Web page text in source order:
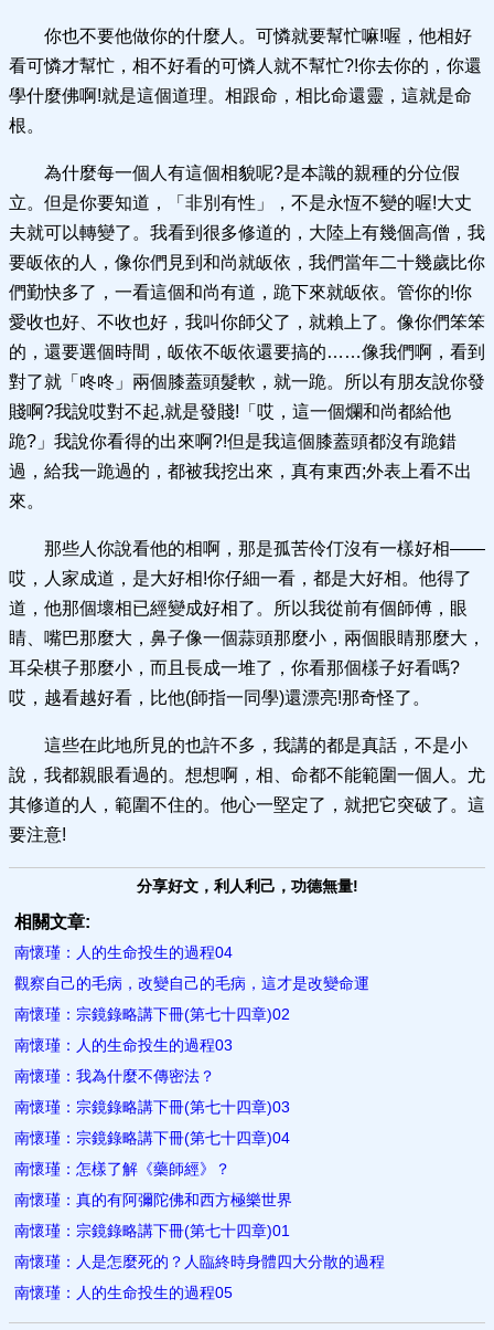
你也不要他做你的什麼人。可憐就要幫忙嘛!喔，他相好
看可憐才幫忙，相不好看的可憐人就不幫忙?!你去你的，你還
學什麼佛啊!就是這個道理。相跟命，相比命還靈，這就是命
根。
為什麼每一個人有這個相貌呢?是本識的親種的分位假
立。但是你要知道，「非別有性」，不是永恆不變的喔!大丈
夫就可以轉變了。我看到很多修道的，大陸上有幾個高僧，我
要皈依的人，像你們見到和尚就皈依，我們當年二十幾歲比你
們勤快多了，一看這個和尚有道，跪下來就皈依。管你的!你
愛收也好、不收也好，我叫你師父了，就賴上了。像你們笨笨
的，還要選個時間，皈依不皈依還要搞的……像我們啊，看到
對了就「咚咚」兩個膝蓋頭髮軟，就一跪。所以有朋友說你發
賤啊?我說哎對不起,就是發賤!「哎，這一個爛和尚都給他
跪?」我說你看得的出來啊?!但是我這個膝蓋頭都沒有跪錯
過，給我一跪過的，都被我挖出來，真有東西;外表上看不出
來。
那些人你說看他的相啊，那是孤苦伶仃沒有一樣好相——
哎，人家成道，是大好相!你仔細一看，都是大好相。他得了
道，他那個壞相已經變成好相了。所以我從前有個師傅，眼
睛、嘴巴那麼大，鼻子像一個蒜頭那麼小，兩個眼睛那麼大，
耳朵棋子那麼小，而且長成一堆了，你看那個樣子好看嗎?
哎，越看越好看，比他(師指一同學)還漂亮!那奇怪了。
這些在此地所見的也許不多，我講的都是真話，不是小
說，我都親眼看過的。想想啊，相、命都不能範圍一個人。尤
其修道的人，範圍不住的。他心一堅定了，就把它突破了。這
要注意!
分享好文，利人利己，功德無量!
相關文章:
南懷瑾：人的生命投生的過程04
觀察自己的毛病，改變自己的毛病，這才是改變命運
南懷瑾：宗鏡錄略講下冊(第七十四章)02
南懷瑾：人的生命投生的過程03
南懷瑾：我為什麼不傳密法？
南懷瑾：宗鏡錄略講下冊(第七十四章)03
南懷瑾：宗鏡錄略講下冊(第七十四章)04
南懷瑾：怎樣了解《藥師經》？
南懷瑾：真的有阿彌陀佛和西方極樂世界
南懷瑾：宗鏡錄略講下冊(第七十四章)01
南懷瑾：人是怎麼死的？人臨終時身體四大分散的過程
南懷瑾：人的生命投生的過程05